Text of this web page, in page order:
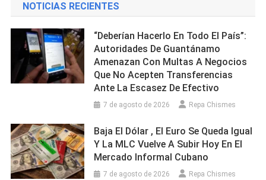
NOTICIAS RECIENTES
“Deberían Hacerlo En Todo El País”:
Autoridades De Guantánamo
Amenazan Con Multas A Negocios
Que No Acepten Transferencias
Ante La Escasez De Efectivo
7 de agosto de 2026 Repa Chismes
Baja El Dólar , El Euro Se Queda Igual
Y La MLC Vuelve A Subir Hoy En El
Mercado Informal Cubano
7 de agosto de 2026 Repa Chismes